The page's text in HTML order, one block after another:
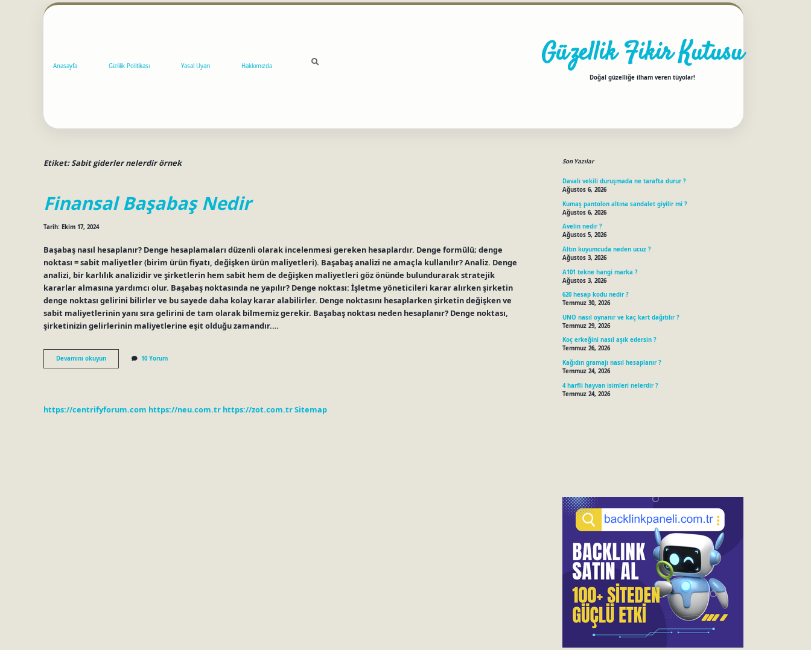
Anasayfa Gizlilik Politikası Yasal Uyarı Hakkımızda Güzellik Fikir Kutusu
Doğal güzelliğe ilham veren tüyolar!
Etiket:Sabit giderler nelerdir örnek
Finansal Başabaş Nedir
Tarih: Ekim 17, 2024
Başabaş nasıl hesaplanır? Denge hesaplamaları düzenli olarak incelenmesi gereken hesaplardır. Denge formülü; denge
noktası = sabit maliyetler (birim ürün fiyatı, değişken ürün maliyetleri). Başabaş analizi ne amaçla kullanılır? Analiz. Denge
analizi, bir karlılık analizidir ve şirketlerin hem sabit hem de değişken maliyetleri göz önünde bulundurarak stratejik
kararlar almasına yardımcı olur. Başabaş noktasında ne yapılır? Denge noktası: İşletme yöneticileri karar alırken şirketin
denge noktası gelirini bilirler ve bu sayede daha kolay karar alabilirler. Denge noktasını hesaplarken şirketin değişken ve
sabit maliyetlerinin yanı sıra gelirini de tam olarak bilmemiz gerekir. Başabaş noktası neden hesaplanır? Denge noktası,
şirketinizin gelirlerinin maliyetlerine eşit olduğu zamandır.…
Devamını okuyunFinansal
Başabaş
10 Yorum
https://centrifyforum.com https://neu.com.tr https://zot.com.trSitemap
Son Yazılar
Davalı vekili duruşmada ne tarafta durur ?
Ağustos 6, 2026
Kumaş pantolon altına sandalet giyilir mi ?
Ağustos 6, 2026
Avelin nedir ?
Ağustos 5, 2026
Altın kuyumcuda neden ucuz ?
Ağustos 3, 2026
A101 tekne hangi marka ?
Ağustos 3, 2026
620 hesap kodu nedir ?
Temmuz 30, 2026
UNO nasıl oynanır ve kaç kart dağıtılır ?
Temmuz 29, 2026
Koç erkeğini nasıl aşık edersin ?
Temmuz 26, 2026
Kağıdın gramajı nasıl hesaplanır ?
Temmuz 24, 2026
4 harfli hayvan isimleri nelerdir ?
Temmuz 24, 2026